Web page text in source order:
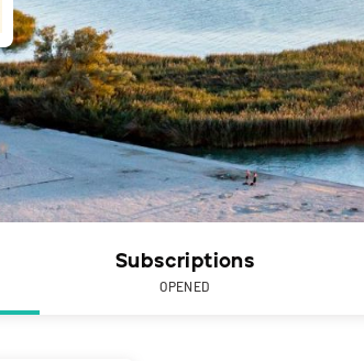
Subscriptions
OPENED